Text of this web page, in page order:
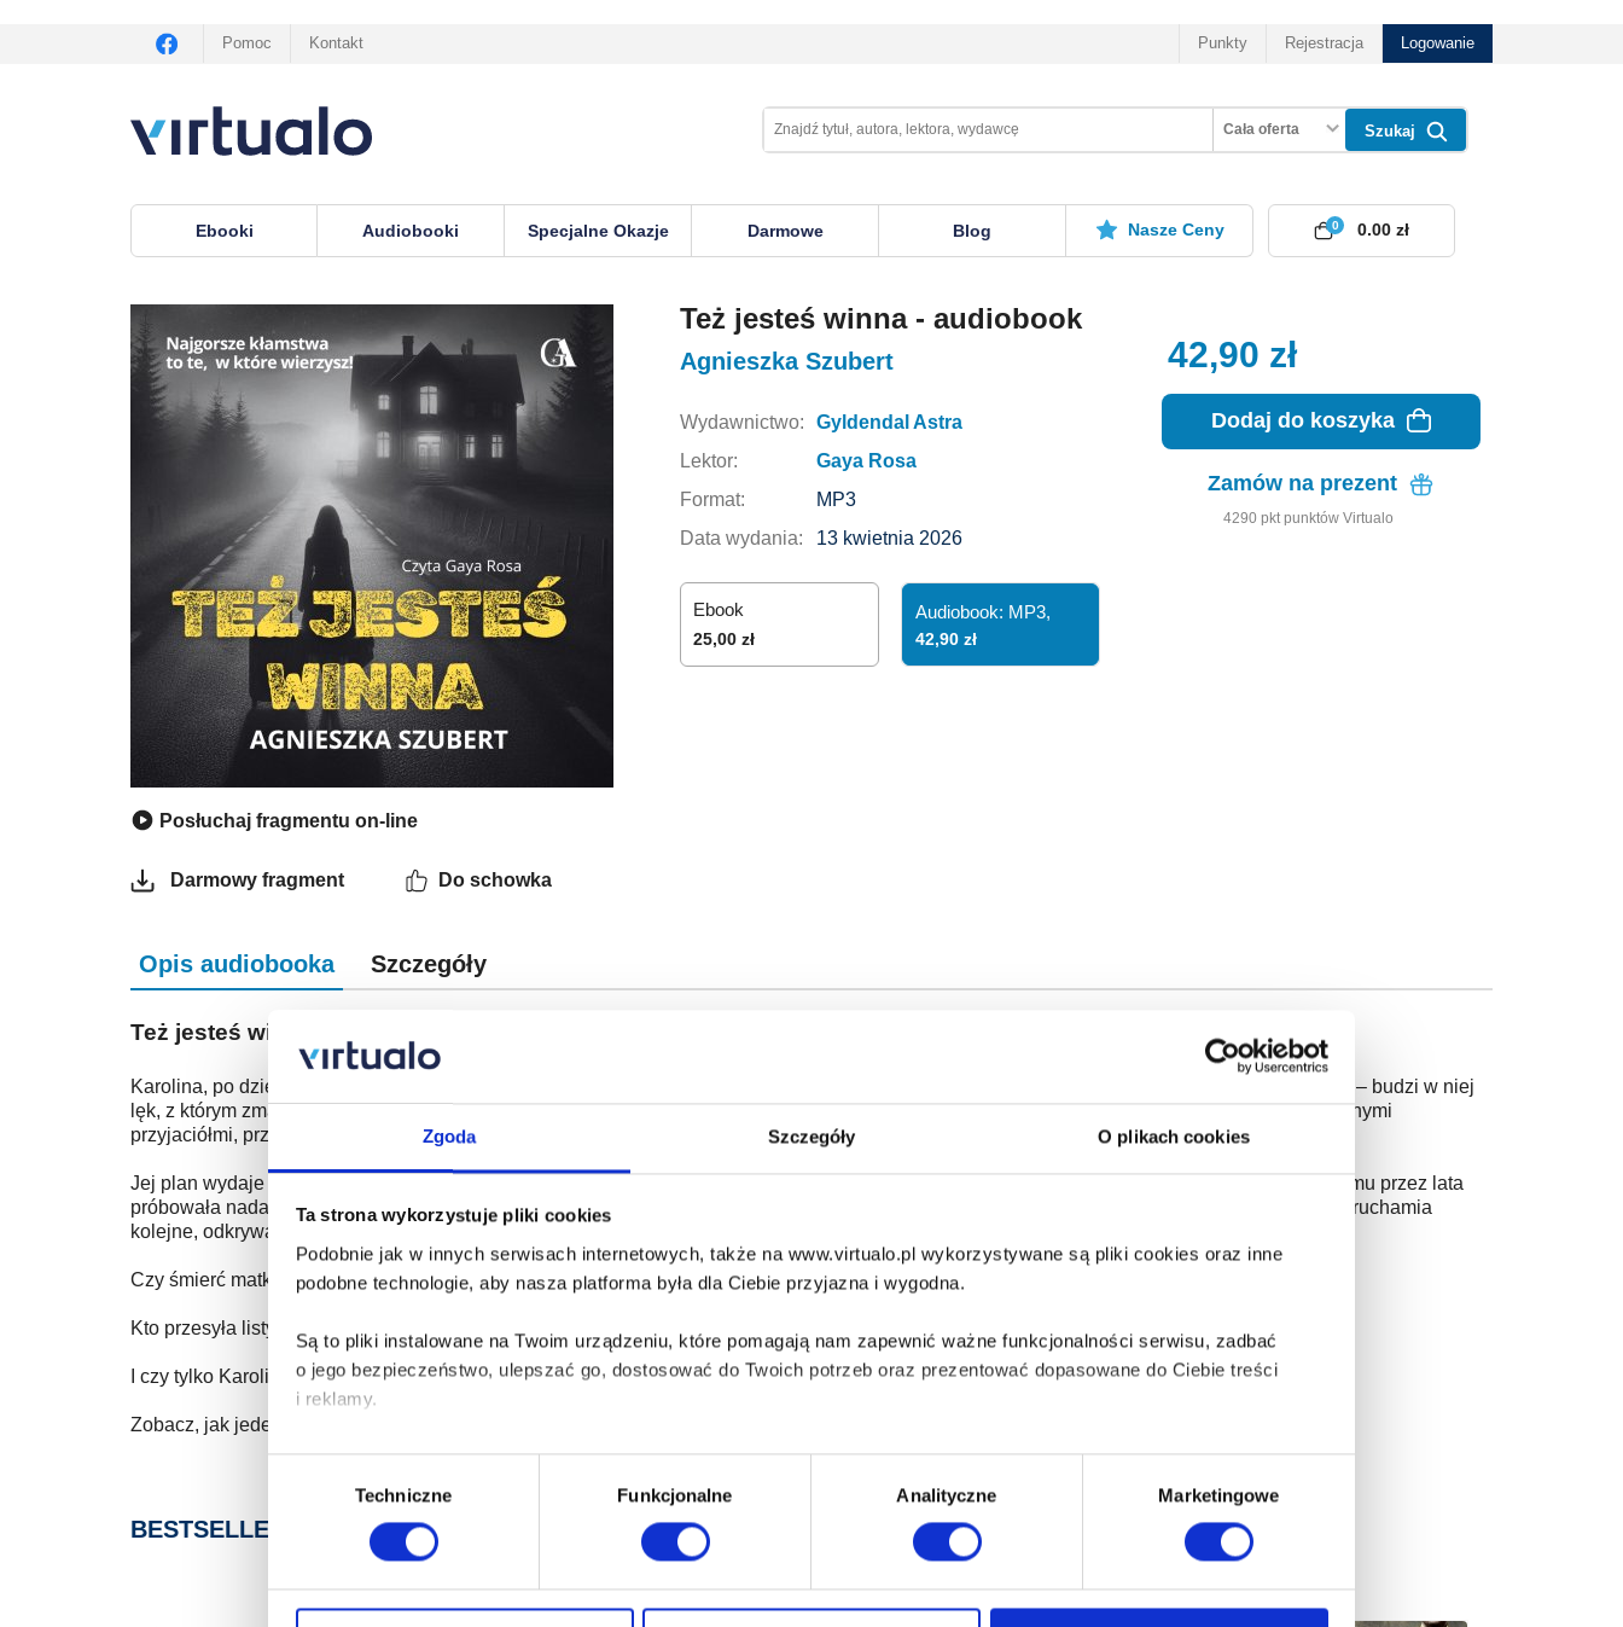
Zgoda Szczegóły O plikach cookies
Ta strona wykorzystuje pliki cookies
Podobnie jak w innych serwisach internetowych, także na www.virtualo.pl wykorzystywane są pliki cookies oraz inne
podobne technologie, aby nasza platforma była dla Ciebie przyjazna i wygodna.
Są to pliki instalowane na Twoim urządzeniu, które pomagają nam zapewnić ważne funkcjonalności serwisu, zadbać
o jego bezpieczeństwo, ulepszać go, dostosować do Twoich potrzeb oraz prezentować dopasowane do Ciebie treści
i reklamy.
Poza plikami, które są nam niezbędne do prawidłowego i bezpiecznego działania serwisu - są także takie, które wymagają
Twojej zgody.
Każda udzielona zgoda poprawi Twoje doświadczenia jeśli jesteś naszym Użytkownikiem.
Techniczne Funkcjonalne Analityczne Marketingowe
Pomoc Kontakt Punkty Rejestracja Logowanie
Cała oferta Szukaj
Ebooki Audiobooki Specjalne Okazje Darmowe Blog Nasze Ceny 0
0.00 zł
Posłuchaj fragmentu on-line
Darmowy fragment Do schowka
Też jesteś winna - audiobook
Agnieszka Szubert
Wydawnictwo:
Gyldendal Astra
Lektor:
Gaya Rosa
Format:
MP3
Data wydania:
13 kwietnia 2026
Ebook
25,00 zł
Audiobook: MP3,
42,90 zł
42,90 zł
Dodaj do koszyka
Zamów na prezent
4290pkt punktów Virtualo
Opis audiobooka Szczegóły
Też jesteś winna - audiobook
Karolina, po dziewiętnastu latach prób wie, że to niemożliwe. Powrót do rodzinnego miasta – miejsca, które przywołuje najgorsze wspomnienia – budzi w niej
lęk, z którym zmaga się od lat. Czeka ją konfrontacja nie tylko z własnymi demonami, ukrytymi głęboko w zakamarkach umysłu, ale także z dawnymi
przyjaciółmi, przed którymi przez lata skrywała prawdę o przeszłości.
Jej plan wydaje się prosty – załatwić formalności związane ze śmiercią matki i sprzedażą domu, a następnie wrócić do Bostonu, do życia, któremu przez lata
próbowała nadać pozory normalności. Jednak nic nie idzie zgodnie z założeniem. Przeszłość okazuje się być jak domino – jedno wydarzenie uruchamia
kolejne, odkrywając coraz bardziej złożony obraz dawnych zdarzeń.
Czy śmierć matki Karoliny to na pewno był wypadek?
Kto przesyła listy z pogróżkami do zmarłej?
I czy tylko Karolina skrywa prawdę o przeszłości?
Zobacz, jak jeden czyn może rzucić cień na życie wielu osób i jak daleko sięgają konsekwencje jednej tajemnicy.
BESTSELLERY